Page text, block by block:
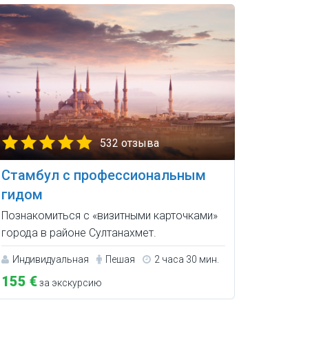
532 отзыва
Стамбул с профессиональным
гидом
Познакомиться с «визитными карточками»
города в районе Султанахмет.
Индивидуальная Пешая 2 часа 30 мин.
155 €за экскурсию